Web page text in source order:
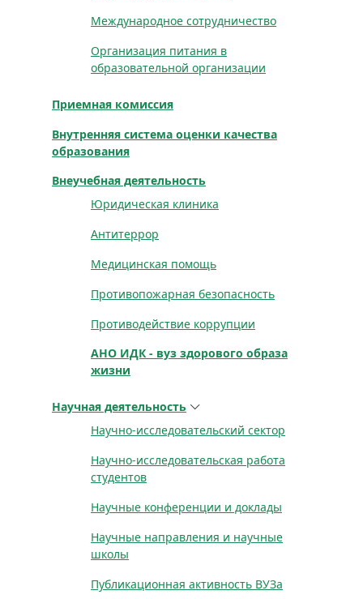
Международное сотрудничество
Организация питания в
образовательной организации
Приемная комиссия
Внутренняя система оценки качества
образования
Внеучебная деятельность
Юридическая клиника
Антитеррор
Медицинская помощь
Противопожарная безопасность
Противодействие коррупции
АНО ИДК - вуз здорового образа
жизни
Научная деятельность
Научно-исследовательский сектор
Научно-исследовательская работа
студентов
Научные конференции и доклады
Научные направления и научные
школы
Публикационная активность ВУЗа